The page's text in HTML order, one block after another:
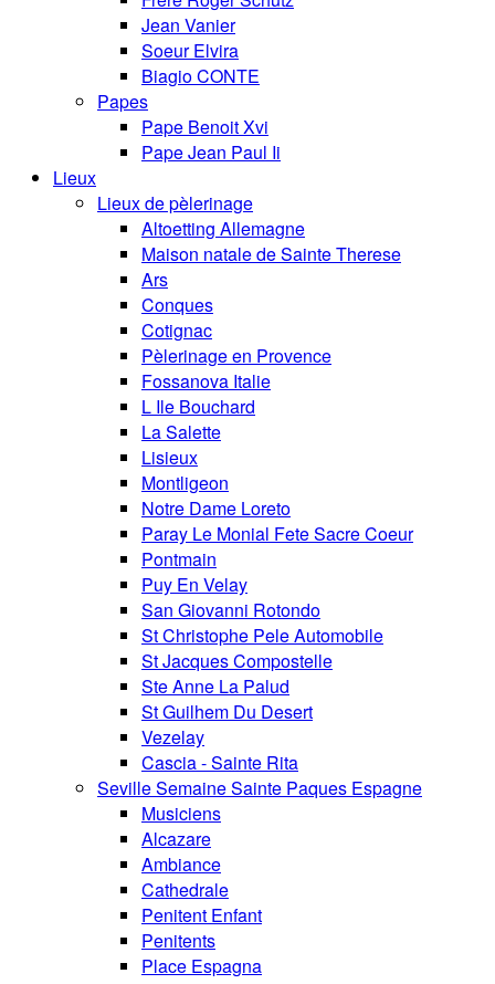
Jean Vanier
Soeur Elvira
Biagio CONTE
Papes
Pape Benoit Xvi
Pape Jean Paul Ii
Lieux
Lieux de pèlerinage
Altoetting Allemagne
Maison natale de Sainte Therese
Ars
Conques
Cotignac
Pèlerinage en Provence
Fossanova Italie
L Ile Bouchard
La Salette
Lisieux
Montligeon
Notre Dame Loreto
Paray Le Monial Fete Sacre Coeur
Pontmain
Puy En Velay
San Giovanni Rotondo
St Christophe Pele Automobile
St Jacques Compostelle
Ste Anne La Palud
St Guilhem Du Desert
Vezelay
Cascia - Sainte Rita
Seville Semaine Sainte Paques Espagne
Musiciens
Alcazare
Ambiance
Cathedrale
Penitent Enfant
Penitents
Place Espagna